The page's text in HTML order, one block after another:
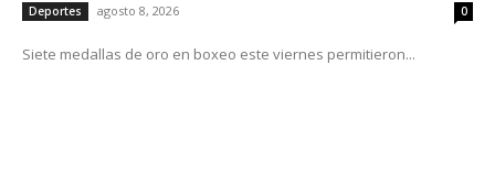
Deportes agosto 8, 2026 0
Siete medallas de oro en boxeo este viernes permitieron...